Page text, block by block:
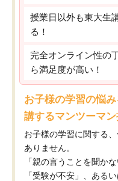
授業日以外も東大生
る！
完全オンライン性の
ら満足度が高い！
お子様の学習の悩
講するマンツーマ
お子様の学習に関する
ありません。
「親の言うことを聞か
「受験が不安」、ある